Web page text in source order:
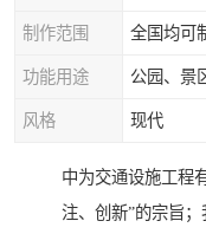
制作范围 全国均可
功能用途
风格 现代
中为交通设施工程
注、创新”的宗旨